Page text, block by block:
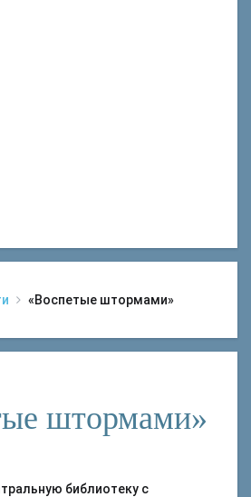
«Воспетые штормами»
штормами»
библиотеку с